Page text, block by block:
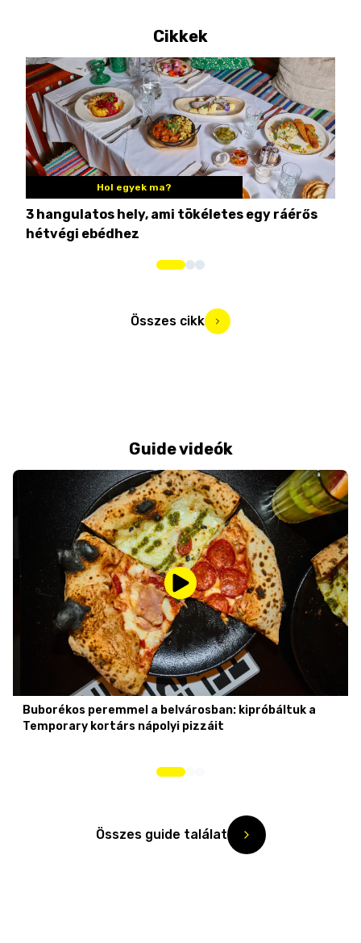
Cikkek
Hol egyek ma?
3 hangulatos hely, ami tökéletes egy ráérős
hétvégi ebédhez
Összes cikk
Guide videók
Buborékos peremmel a belvárosban: kipróbáltuk a
Temporary kortárs nápolyi pizzáit
Összes guide találat